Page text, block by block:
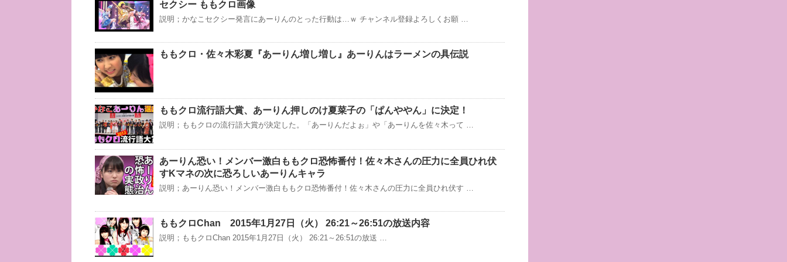
セクシー ももクロ画像
説明；かなこセクシー発言にあーりんのとった行動は…ｗ チャンネル登録よろしくお願 …
ももクロ・佐々木彩夏『あーりん増し増し』あーりんはラーメンの具伝説
ももクロ流行語大賞、あーりん押しのけ夏菜子の「ぱんややん」に決定！
説明；ももクロの流行語大賞が決定した。「あーりんだよぉ」や「あーりんを佐々木って …
あーりん恐い！メンバー激白ももクロ恐怖番付！佐々木さんの圧力に全員ひれ伏
すKマネの次に恐ろしいあーりんキャラ
説明；あーりん恐い！メンバー激白ももクロ恐怖番付！佐々木さんの圧力に全員ひれ伏す …
ももクロChan 2015年1月27日（火） 26:21～26:51の放送内容
説明；ももクロChan 2015年1月27日（火） 26:21～26:51の放送 …